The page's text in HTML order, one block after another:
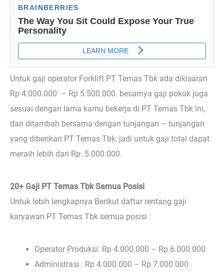
Untuk gaji operator Forklift PT Temas Tbk ada dikisaran
Rp 4.000.000 – Rp 5.500.000. besarnya gaji pokok juga
sesuai dengan lama kamu bekerja di PT Temas Tbk ini,
dan ditambah bersama dengan tunjangan – tunjangan
yang diberikan PT Temas Tbk, jadi untuk gaji total dapat
meraih lebih dari Rp. 5.000.000.
20+ Gaji PT Temas Tbk Semua Posisi
Untuk lebih lengkapnya Berikut daftar rentang gaji
karyawan PT Temas Tbk semua posisi :
Operator Produksi: Rp 4.000.000 – Rp 6.000.000
Administrasi : Rp 4.000.000 – Rp 7.000.000